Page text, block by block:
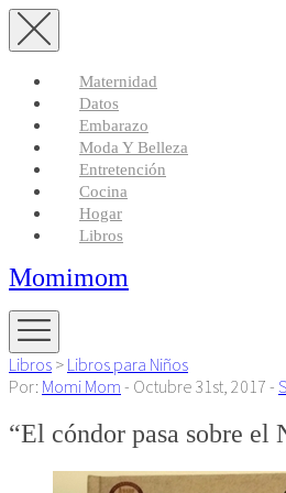
Maternidad
Datos
Embarazo
Moda Y Belleza
Entretención
Cocina
Hogar
Libros
Momimom
Libros > Libros para Niños
Por: Momi Mom - Octubre 31st, 2017 -
“El cóndor pasa sobre